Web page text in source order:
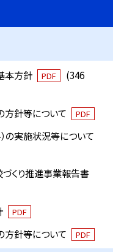
本方針 PDF
(346
方針等について
PDF
の実施状況等について
づくり推進事業報告書
PDF
方針等について PDF